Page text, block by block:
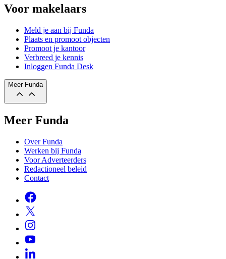
Voor makelaars
Meld je aan bij Funda
Plaats en promoot objecten
Promoot je kantoor
Verbreed je kennis
Inloggen Funda Desk
Meer Funda
Meer Funda
Over Funda
Werken bij Funda
Voor Adverteerders
Redactioneel beleid
Contact